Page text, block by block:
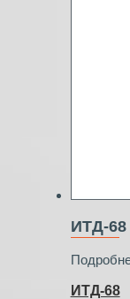
ИТД-68
ИТД-68